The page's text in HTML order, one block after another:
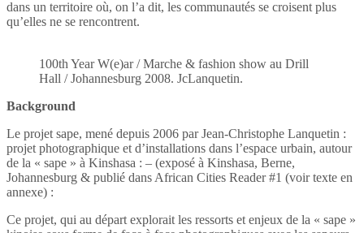
dans un territoire où, on l’a dit, les communautés se croisent plus
qu’elles ne se rencontrent.
100th Year W(e)ar / Marche & fashion show au Drill
Hall / Johannesburg 2008. JcLanquetin.
Background
Le projet sape, mené depuis 2006 par Jean-Christophe Lanquetin :
projet photographique et d’installations dans l’espace urbain, autour
de la « sape » à Kinshasa : – (exposé à Kinshasa, Berne,
Johannesburg & publié dans African Cities Reader #1 (voir texte en
annexe) :
Ce projet, qui au départ explorait les ressorts et enjeux de la « sape »